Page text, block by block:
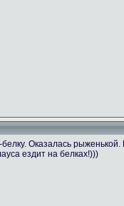
Оказалась рыженькой.
ездит на белках!)))